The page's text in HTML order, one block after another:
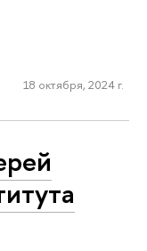
18 октября, 2024 г.